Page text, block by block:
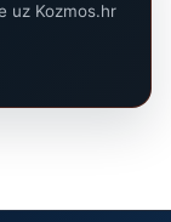
uz Kozmos.hr